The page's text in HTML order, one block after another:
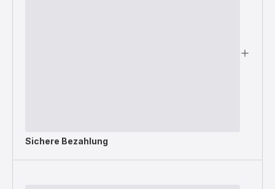
Sichere Bezahlung